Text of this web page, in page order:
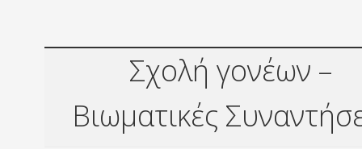
Σχολή γονέων –
Βιωματικές